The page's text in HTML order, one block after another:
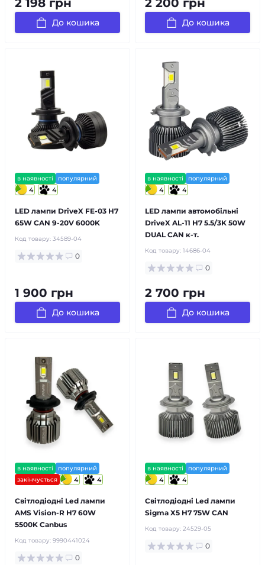
2 198 грн
До кошика
2 200 грн
До кошика
в наявності популярний
4 4
LED лампи DriveX FE-03 H7
65W CAN 9-20V 6000K
Код товару: 34589-04
0
1 900 грн
До кошика
в наявності популярний
4 4
LED лампи автомобільні
DriveX AL-11 H7 5.5/3K 50W
DUAL CAN к-т.
Код товару: 14686-04
0
2 700 грн
До кошика
в наявності
популярний
закінчується
4 4
Світлодіодні Led лампи
AMS Vision-R H7 60W
5500K Canbus
Код товару: 9990441024
0
в наявності популярний
4 4
Світлодіодні Led лампи
Sigma X5 H7 75W CAN
Код товару: 24529-05
0